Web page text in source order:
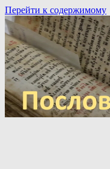
Перейти к содержимому